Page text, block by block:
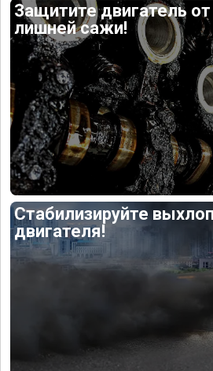
Защитите двигатель
лишней сажи!
Стабилизируйте
двигателя!